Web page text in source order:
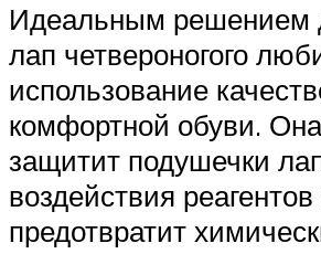
Идеальным решением
лап четвероногого
использование
комфортной обуви.
защитит подушечки
воздействия реагентов
предотвратит